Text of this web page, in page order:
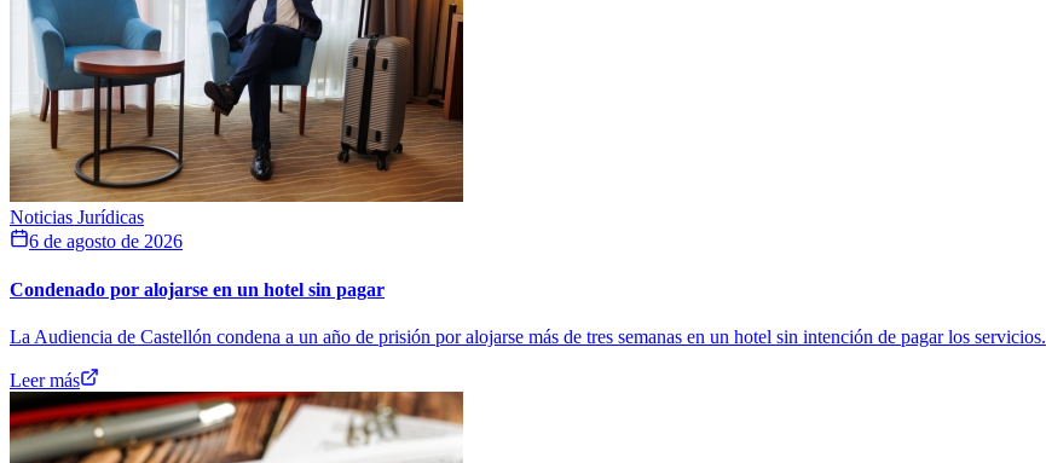
Noticias Jurídicas
6 de agosto de 2026
Condenado por alojarse en un hotel sin pagar
La Audiencia de Castellón condena a un año de prisión por alojarse más de tres semanas en un hotel sin intención de pagar los servicios.
Leer más